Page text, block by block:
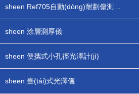
sheen 涂層測厚儀
sheen 便攜式小孔徑光澤計(jì)
sheen 臺(tái)式光澤儀